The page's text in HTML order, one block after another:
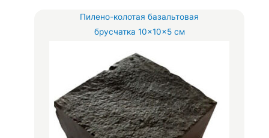
Пилено-колотая базальтовая
брусчатка 10×10×5 см